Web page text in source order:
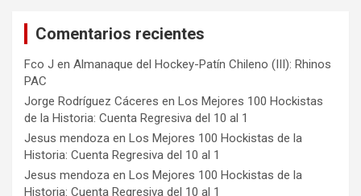
Comentarios recientes
Fco J en Almanaque del Hockey-Patín Chileno (III): Rhinos
PAC
Jorge Rodríguez Cáceres en Los Mejores 100 Hockistas
de la Historia: Cuenta Regresiva del 10 al 1
Jesus mendoza en Los Mejores 100 Hockistas de la
Historia: Cuenta Regresiva del 10 al 1
Jesus mendoza en Los Mejores 100 Hockistas de la
Historia: Cuenta Regresiva del 10 al 1